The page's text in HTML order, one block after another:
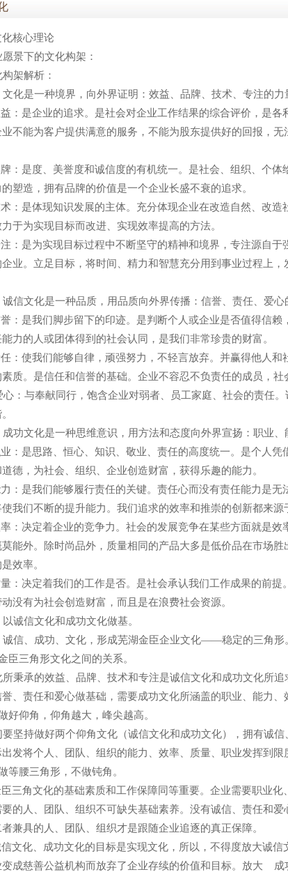
核心理论
景下的文化构架：
架解析：
化是一种境界，向外界证明：效益、品牌、技术、专注的力
：是企业的追求。是社会对企业工作结果的综合评价，是各
业不能为客户提供满意的服务，不能为股东提供好的回报，
：是度、美誉度和诚信度的有机统一。是社会、组织、个体
塑造，拥有品牌的价值是一个企业长盛不衰的追求。
：是体现知识发展的主体。充分体现企业在改造自然、改造
力于为实现目标而改进、实现效率提高的方法。
：是为实现目标过程中不断坚守的精神和境界，专注源自于
企业。立足目标，将时间、精力和智慧充分用到事业过程上
信文化是一种品质，用品质向外界传播：信誉、责任、爱心
：是我们脚步留下的印迹。是判断个人或企业是否值得信赖
力的人或团体得到的社会认同，是我们非常珍贵的财富。
：使我们能够自律，顽强努力，不轻言放弃。并赢得他人和
质。是信任和信誉的基础。企业不容忍不负责任的成员，
：与奉献同行，饱含企业对弱者、员工家庭、社会的责任
功文化是一种思维意识，用方法和态度向外界宣扬：职业、
：是思路、恒心、知识、敬业、责任的高度统一。是个人凭
德，为社会、组织、企业创造财富，获得乐趣的能力。
：是我们能够履行责任的关键。责任心而没有责任能力是无
我们不断的提升能力。我们追求的效率和推崇的创新都来源
：决定着企业的竞争力。社会的发展竞争在某些方面就是效
莫能外。除时尚品外，质量相同的产品大多是低价品在市场
效率。
：决定着我们的工作是否。是社会承认我们工作成果的前提
没有为社会创造财富，而且是在浪费社会资源。
诚信文化和成功文化做基。
信、成功、文化，形成芜湖金臣企业文化——稳定的三角形
臣三角形文化之间的关系。
秉承的效益、品牌、技术和专注是诚信文化和成功文化所
、责任和爱心做基础，需要成功文化所涵盖的职业、能力
好仰角，仰角越大，峰尖越高。
坚持做好两个仰角文化（诚信文化和成功文化），拥有诚信
出发将个人、团队、组织的能力、效率、质量、职业发挥到限
等腰三角形，不做钝角。
三角文化的基础素质和工作保障同等重要。企业需要职业化
的人、团队、组织不可缺失基础素养。没有诚信、责任和
者兼具的人、团队、组织才是跟随企业追逐的真正保障。
文化、成功文化的目标是实现文化，所以，不得度放大诚信
变成慈善公益机构而放弃了企业存续的价值和目标。放大 成